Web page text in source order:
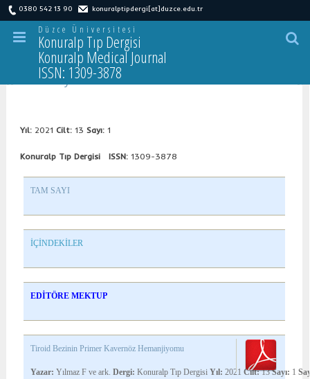
0380 542 13 90 konuralptipdergi[at]duzce.edu.tr
Düzce Üniversitesi
Konuralp Tıp Dergisi
Konuralp Medical Journal
ISSN: 1309-3878
021 Sayı-1
Yıl: 2021 Cilt: 13 Sayı: 1
Konuralp Tıp Dergisi ISSN: 1309-3878
TAM SAYI
İÇİNDEKİLER
EDİTÖRE MEKTUP
Tiroid Bezinin Primer Kavernöz Hemanjiyomu
Yazar: Yılmaz F ve ark. Dergi: Konuralp Tıp Dergisi Yıl: 2021 Cilt:13Sayı: 1